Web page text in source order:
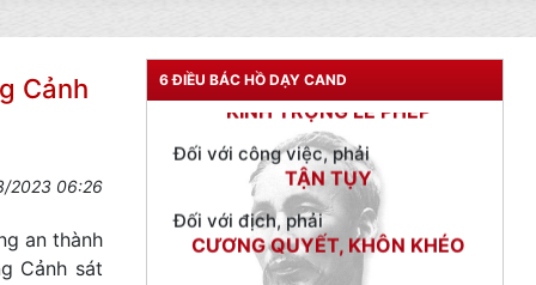
Cảnh
2023 06:26
an thành
Cảnh sát
6 ĐIỀU BÁC HỒ DẠY CAND
TẬN TỤY
Đối với địch, phải
CƯƠNG QUYẾT, KHÔN KHÉO
Trích thư Chủ tịch Hồ Chí Minh
gửi Công an Khu XII,
ngày 11 tháng 3 năm 1948.